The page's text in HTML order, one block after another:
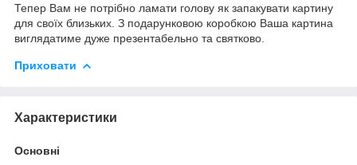
Тепер Вам не потрібно ламати голову як запакувати картину
для своїх близьких. З подарунковою коробкою Ваша картина
виглядатиме дуже презентабельно та святково.
Приховати
Характеристики
Основні